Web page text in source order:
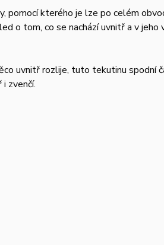
pomocí kterého je lze po celém
o tom, co se nachází uvnitř a v jeho
uvnitř rozlije, tuto tekutinu spodní
zvenčí.